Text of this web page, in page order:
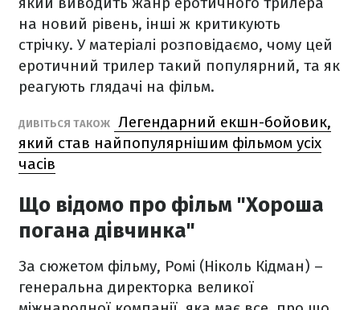
на новий рівень, інші ж критикують
стрічку. У матеріалі розповідаємо, чому цей
еротичний трилер такий популярний, та як
реагують глядачі на фільм.
ДИВІТЬСЯ ТАКОЖ
Легендарний екшн-бойовик,
який став найпопулярнішим фільмом усіх
часів
Що відомо про фільм "Хороша
погана дівчинка"
За сюжетом фільму, Ромі (Ніколь Кідман) –
генеральна директорка великої